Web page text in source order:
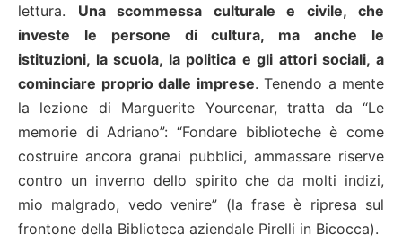
lettura. Una scommessa culturale e civile, che
investe le persone di cultura, ma anche le
istituzioni, la scuola, la politica e gli attori sociali, a
cominciare proprio dalle imprese. Tenendo a mente
la lezione di Marguerite Yourcenar, tratta da “Le
memorie di Adriano”: “Fondare biblioteche è come
costruire ancora granai pubblici, ammassare riserve
contro un inverno dello spirito che da molti indizi,
mio malgrado, vedo venire” (la frase è ripresa sul
frontone della Biblioteca aziendale Pirelli in Bicocca).